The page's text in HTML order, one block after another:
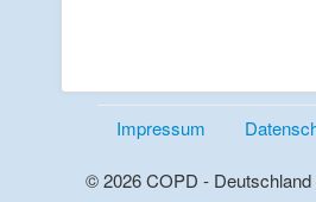
Impressum
© 2026 COPD - Deutschland